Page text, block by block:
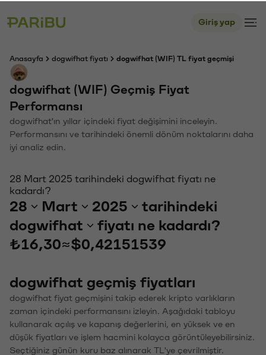
Giriş yap
Anasayfa dogwifhat fiyatı dogwifhat (WIF) TL fiyat geçmişi
dogwifhat (WIF) Geçmiş Fiyat
Performansı
dogwifhat'ın yıllar içindeki fiyat değişimini inceleyin.
Performansını ve tarihindeki önemli dönüm noktalarını daha
iyi analiz edin.
28 Mart 2025 tarihindeki dogwifhat fiyatı ne
kadardı?
28 Mart 2025
tarihindeki
dogwifhat
fiyatı ne kadardı?
₺16,30≈$0,42151539
dogwifhat geçmiş fiyatları
dogwifhat fiyat geçmişini takip ederek kripto varlıkların
zaman içindeki performansını izleyin. Aşağıdaki tabloyu
kullanarak açılış ve kapanış değerlerini, en yüksek ve en
düşük fiyatları ve işlem hacmini kolayca görüntüleyebilirsiniz.
Seçtiğiniz günün kuru baz alınarak TL'ye çevrilmiştir.